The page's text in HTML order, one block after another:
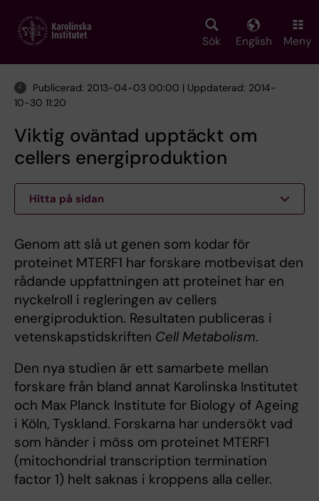
main
Sök English Meny
Publicerad: 2013-04-03 00:00 | Uppdaterad: 2014-
10-30 11:20
Viktig oväntad upptäckt om
cellers energiproduktion
Hitta på sidan
Genom att slå ut genen som kodar för
proteinet MTERF1 har forskare motbevisat den
rådande uppfattningen att proteinet har en
nyckelroll i regleringen av cellers
energiproduktion. Resultaten publiceras i
vetenskapstidskriften Cell Metabolism.
Den nya studien är ett samarbete mellan
forskare från bland annat Karolinska Institutet
och Max Planck Institute for Biology of Ageing
i Köln, Tyskland. Forskarna har undersökt vad
som händer i möss om proteinet MTERF1
(mitochondrial transcription termination
factor 1) helt saknas i kroppens alla celler.